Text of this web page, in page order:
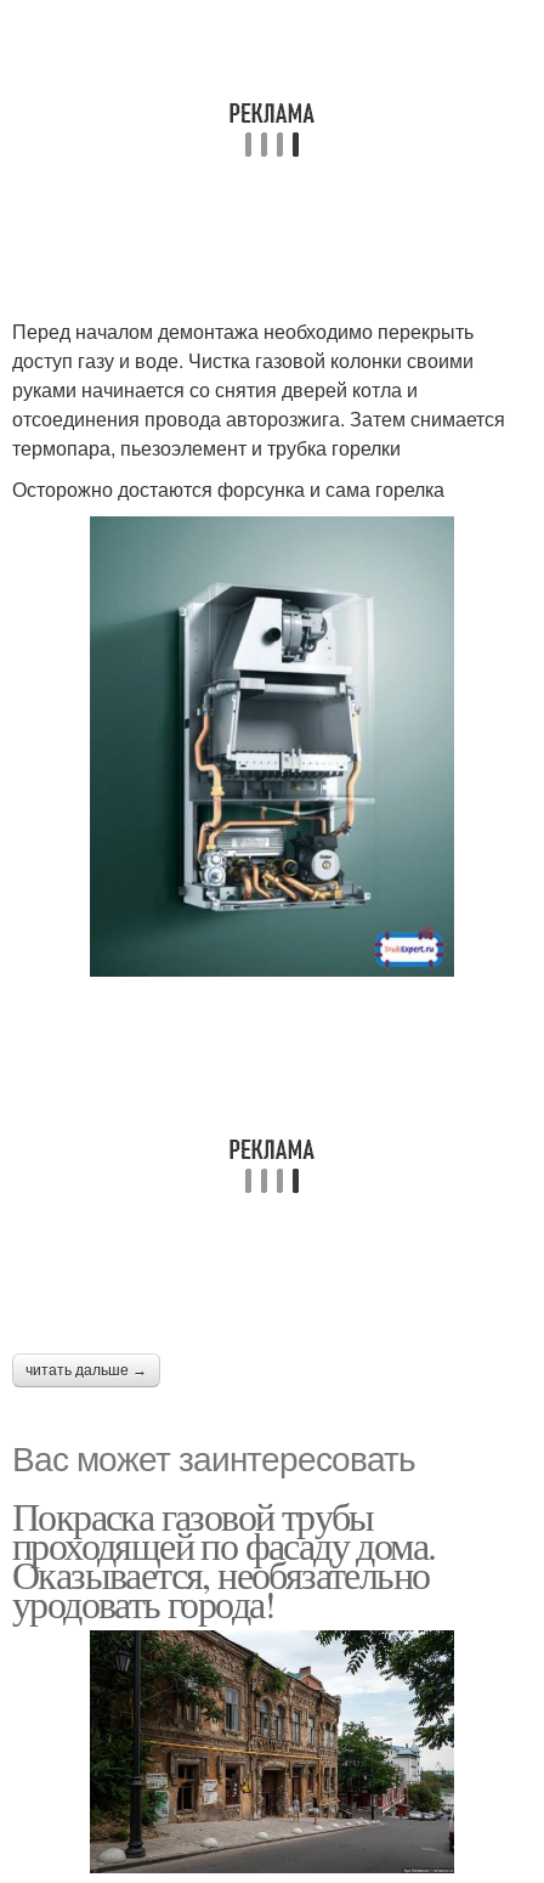
Перед началом демонтажа необходимо перекрыть
доступ газу и воде. Чистка газовой колонки своими
руками начинается со снятия дверей котла и
отсоединения провода авторозжига. Затем снимается
термопара, пьезоэлемент и трубка горелки
Осторожно достаются форсунка и сама горелка
читать дальше →
Вас может заинтересовать
Покраска газовой трубы
проходящей по фасаду дома.
Оказывается, необязательно
уродовать города!